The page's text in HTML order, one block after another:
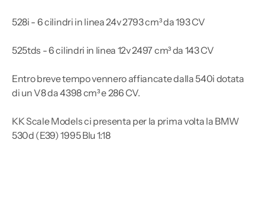
528i - 6 cilindri in linea 24v 2793 cm³ da 193 CV
525tds - 6 cilindri in linea 12v 2497 cm³ da 143 CV
Entro breve tempo vennero affiancate dalla 540i dotata
di un V8 da 4398 cm³ e 286 CV.
KK Scale Models ci presenta per la prima volta la BMW
530d (E39) 1995 Blu 1:18